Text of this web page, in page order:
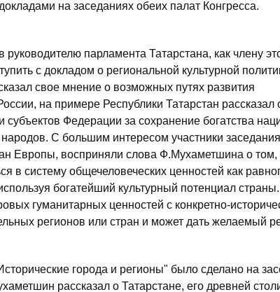
на заседаниях обеих палат Конгресса.
парламента Татарстана, как члену
с докладом о региональной культурной
свое мнение о возможных путях развития
на примере Республики Татарстан рассказал
субъектов Федерации за сохранение богатства
народов. С большим интересом участники
Европы, восприняли слова Ф.Мухаметшина о том,
в систему общечеловеческих ценностей как
богатейший культурный потенциал
гуманитарных ценностей с конкретно-
регионов или стран и может дать желаемый
города и регионы" было сделано на
рассказал о Татарстане, его древней